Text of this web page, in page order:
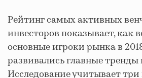
Рейтинг самых активных
инвесторов показывает, как
основные игроки рынка в
развивались главные тренды
Исследование учитывает